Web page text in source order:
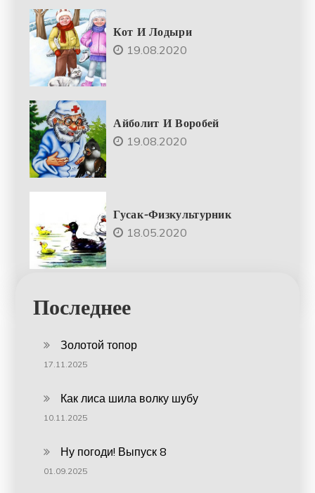
Кот И Лодыри
19.08.2020
Айболит И Воробей
19.08.2020
Гусак-Физкультурник
18.05.2020
Последнее
Золотой топор
17.11.2025
Как лиса шила волку шубу
10.11.2025
Ну погоди! Выпуск 8
01.09.2025